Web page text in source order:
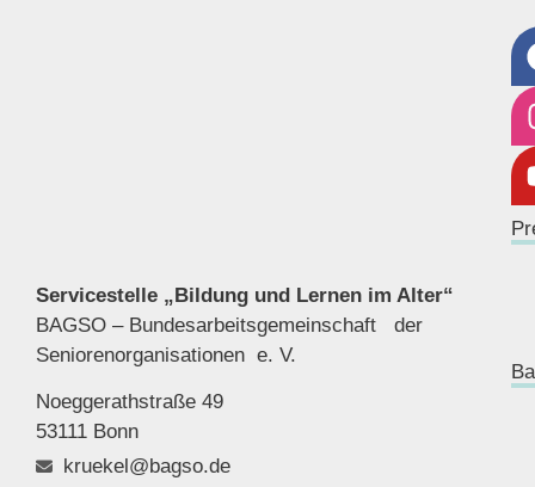
Servicestelle „Bildung und Lernen im Alter“
BAGSO – Bundesarbeitsgemeinschaft der
Seniorenorganisationen e. V.
Noeggerathstraße 49
53111 Bonn
kruekel@bagso.de